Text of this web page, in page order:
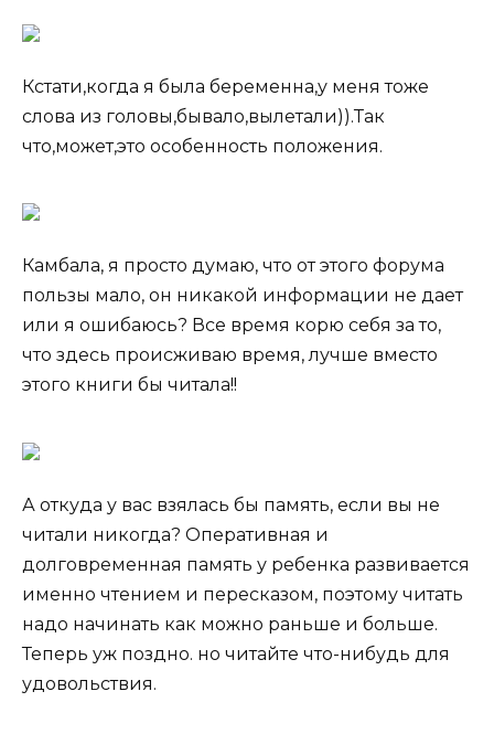
Кстати,когда я была беременна,у меня тоже
слова из головы,бывало,вылетали)).Так
что,может,это особенность положения.
Камбала, я просто думаю, что от этого форума
пользы мало, он никакой информации не дает
или я ошибаюсь? Все время корю себя за то,
что здесь происживаю время, лучше вместо
этого книги бы читала!!
А откуда у вас взялась бы память, если вы не
читали никогда? Оперативная и
долговременная память у ребенка развивается
именно чтением и пересказом, поэтому читать
надо начинать как можно раньше и больше.
Теперь уж поздно. но читайте что-нибудь для
удовольствия.